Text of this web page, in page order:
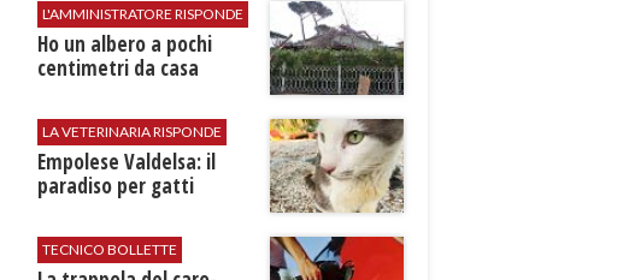
L'AMMINISTRATORE RISPONDE
Ho un albero a pochi
centimetri da casa
LA VETERINARIA RISPONDE
Empolese Valdelsa: il
paradiso per gatti
TECNICO BOLLETTE